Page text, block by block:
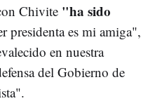
Chivite "ha sido
presidenta es mi amiga",
en nuestra
del Gobierno de